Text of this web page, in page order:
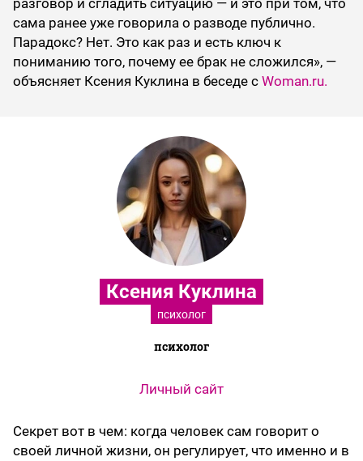
разговор и сгладить ситуацию — и это при том, что
сама ранее уже говорила о разводе публично.
Парадокс? Нет. Это как раз и есть ключ к
пониманию того, почему ее брак не сложился», —
объясняет Ксения Куклина в беседе с Woman.ru.
Ксения Куклина
психолог
психолог
Личный сайт
Секрет вот в чем: когда человек сам говорит о
своей личной жизни, он регулирует, что именно и в